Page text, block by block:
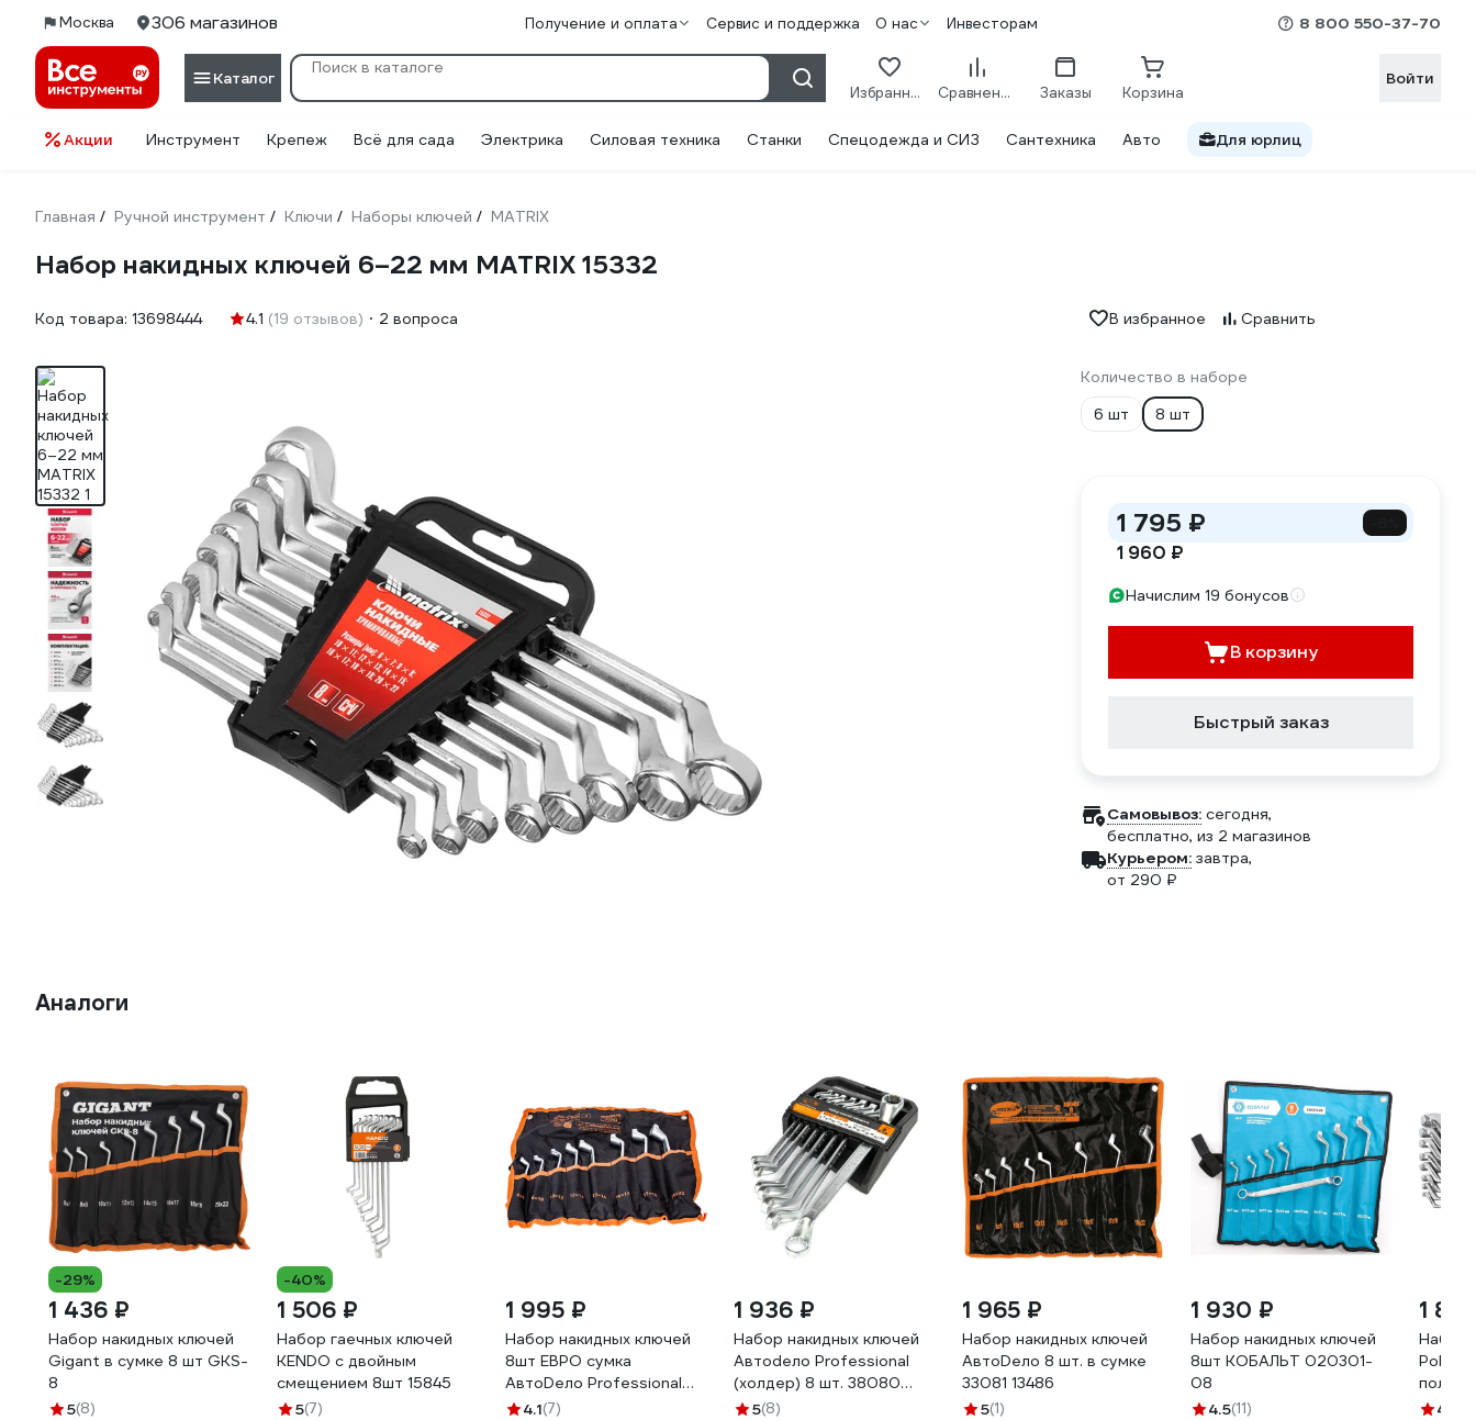
Москва 306 магазинов Получение и оплата Сервис и поддержка О нас Инвесторам 8 800 550-37-70
Каталог
Избранное Сравнение Заказы Корзина
Войти
Акции Инструмент Крепеж Всё для сада Электрика Силовая техника Станки Спецодежда и СИЗ Сантехника Авто Для юрлиц
Главная / Ручной инструмент / Ключи / Наборы ключей / MATRIX
Набор накидных ключей 6–22 мм MATRIX 15332
Код товара: 13698444 4.1 (19 отзывов) 2 вопроса В избранное Сравнить
Количество в наборе
6 шт
8 шт
1 795 ₽
1 960 ₽
Начислим 19 бонусов
В корзину
Быстрый заказ
Самовывоз: сегодня,
бесплатно, из 2 магазинов
Курьером: завтра,
от 290 ₽
Аналоги
-29%
1 436 ₽
Набор накидных ключей
Gigant в сумке 8 шт GKS-
8
5(8)
-40%
1 506 ₽
Набор гаечных ключей
KENDO с двойным
смещением 8шт 15845
5(7)
1 995 ₽
Набор накидных ключей
8шт ЕВРО сумка
АвтоDело Professional
38083 13498
4.1(7)
1 936 ₽
Набор накидных ключей
Автоdело Professional
(холдер) 8 шт. 38080
13487
5(8)
1 965 ₽
Набор накидных ключей
АвтоDело 8 шт. в сумке
33081 13486
5(1)
1 930 ₽
Набор накидных ключей
8шт КОБАЛЬТ 020301-
08
4.5(11)
1
Набор
4.8